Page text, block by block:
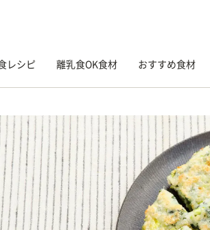
レシピ 離乳食OK食材 おすすめ食材